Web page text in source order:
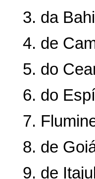
3. da
4. de
5. do
6. do
7.
8. de
9. de